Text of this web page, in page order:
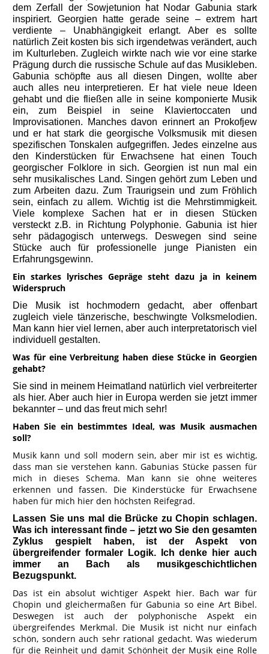
dem Zerfall der Sowjetunion hat Nodar Gabunia stark
inspiriert. Georgien hatte gerade seine – extrem hart
verdiente – Unabhängigkeit erlangt. Aber es sollte
natürlich Zeit kosten bis sich irgendetwas verändert, auch
im Kulturleben. Zugleich wirkte nach wie vor eine starke
Prägung durch die russische Schule auf das Musikleben.
Gabunia schöpfte aus all diesen Dingen, wollte aber
auch alles neu interpretieren. Er hat viele neue Ideen
gehabt und die fließen alle in seine komponierte Musik
ein, zum Beispiel in seine Klaviertoccaten und
Improvisationen. Manches davon erinnert an Prokofjew
und er hat stark die georgische Volksmusik mit diesen
spezifischen Tonskalen aufgegriffen. Jedes einzelne aus
den Kinderstücken für Erwachsene hat einen Touch
georgischer Folklore in sich. Georgien ist nun mal ein
sehr musikalisches Land. Singen gehört zum Leben und
zum Arbeiten dazu. Zum Traurigsein und zum Fröhlich
sein, einfach zu allem. Wichtig ist die Mehrstimmigkeit.
Viele komplexe Sachen hat er in diesen Stücken
versteckt z.B. in Richtung Polyphonie. Gabunia ist hier
sehr pädagogisch unterwegs. Deswegen sind seine
Stücke auch für professionelle junge Pianisten ein
Erfahrungsgewinn.
Ein starkes lyrisches Gepräge steht dazu ja in keinem
Widerspruch
Die Musik ist hochmodern gedacht, aber offenbart
zugleich viele tänzerische, beschwingte Volksmelodien.
Man kann hier viel lernen, aber auch interpretatorisch viel
individuell gestalten.
Was für eine Verbreitung haben diese Stücke in Georgien
gehabt?
Sie sind in meinem Heimatland natürlich viel verbreiterter
als hier. Aber auch hier in Europa werden sie jetzt immer
bekannter – und das freut mich sehr!
Haben Sie ein bestimmtes Ideal, was Musik ausmachen
soll?
Musik kann und soll modern sein, aber mir ist es wichtig,
dass man sie verstehen kann. Gabunias Stücke passen für
mich in dieses Schema. Man kann sie ohne weiteres
erkennen und fassen. Die Kinderstücke für Erwachsene
haben für mich hier den höchsten Reifegrad.
Lassen Sie uns mal die Brücke zu Chopin schlagen.
Was ich interessant finde – jetzt wo Sie den gesamten
Zyklus gespielt haben, ist der Aspekt von
übergreifender formaler Logik. Ich denke hier auch
immer an Bach als musikgeschichtlichen
Bezugspunkt.
Das ist ein absolut wichtiger Aspekt hier. Bach war für
Chopin und gleichermaßen für Gabunia so eine Art Bibel.
Deswegen ist auch der polyphonische Aspekt ein
übergreifendes Merkmal. Die Musik ist nicht nur einfach
schön, sondern auch sehr rational gedacht. Was wiederum
für die Reinheit und damit Schönheit der Musik eine Rolle